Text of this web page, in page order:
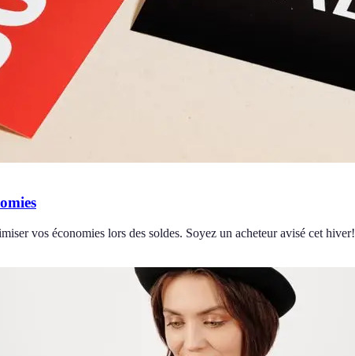
vos économies lors des soldes. Soyez un acheteur avisé cet hiver!